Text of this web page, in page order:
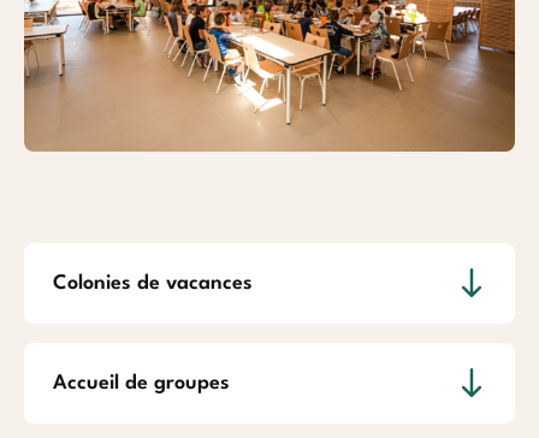
Colonies de vacances
Accueil de groupes